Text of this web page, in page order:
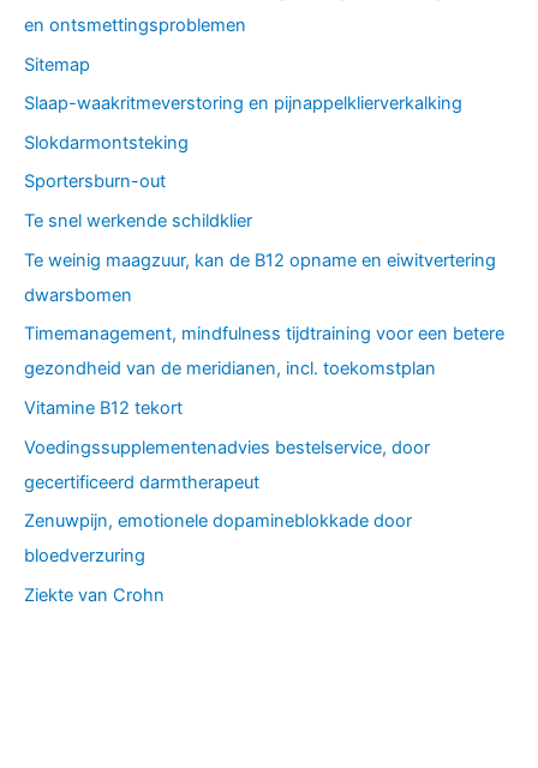
en ontsmettingsproblemen
Sitemap
Slaap-waakritmeverstoring en pijnappelklierverkalking
Slokdarmontsteking
Sportersburn-out
Te snel werkende schildklier
Te weinig maagzuur, kan de B12 opname en eiwitvertering
dwarsbomen
Timemanagement, mindfulness tijdtraining voor een betere
gezondheid van de meridianen, incl. toekomstplan
Vitamine B12 tekort
Voedingssupplementenadvies bestelservice, door
gecertificeerd darmtherapeut
Zenuwpijn, emotionele dopamineblokkade door
bloedverzuring
Ziekte van Crohn